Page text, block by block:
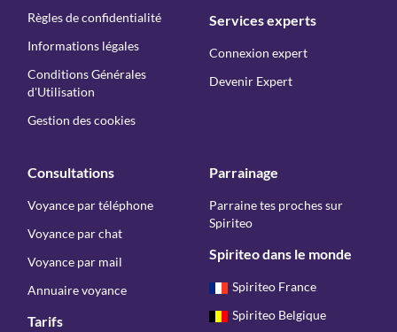
Règles de confidentialité
Informations légales
Conditions Générales
d'Utilisation
Gestion des cookies
Services experts
Connexion expert
Devenir Expert
Consultations
Voyance par téléphone
Voyance par chat
Voyance par mail
Annuaire voyance
Tarifs
Parrainage
Parraine tes proches sur
Spiriteo
Spiriteo dans le monde
Spiriteo France
Spiriteo Belgique